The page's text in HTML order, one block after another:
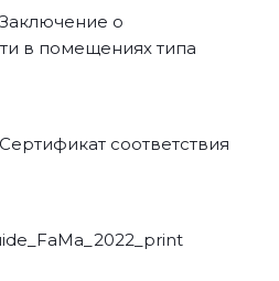
о
в помещениях типа
соответствия